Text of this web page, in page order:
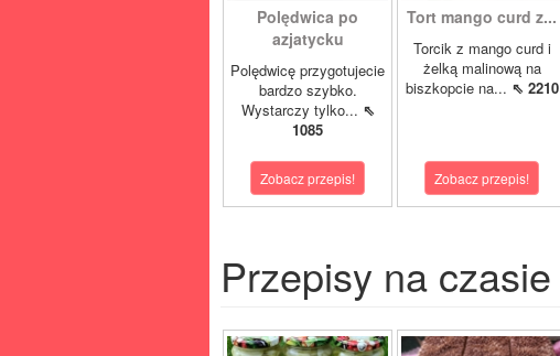
Polędwica po
azjatycku
Polędwicę przygotujecie
bardzo szybko.
Wystarczy tylko... ⇖
1085
Zobacz przepis!
Tort mango curd z...
Torcik z mango curd i
żelką malinową na
biszkopcie na... ⇖ 2210
Zobacz przepis!
Przepisy na czasie